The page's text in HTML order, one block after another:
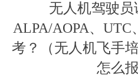
无人机驾驶员
ALPA/AOPA、UTC
考？（无人机飞手
怎么